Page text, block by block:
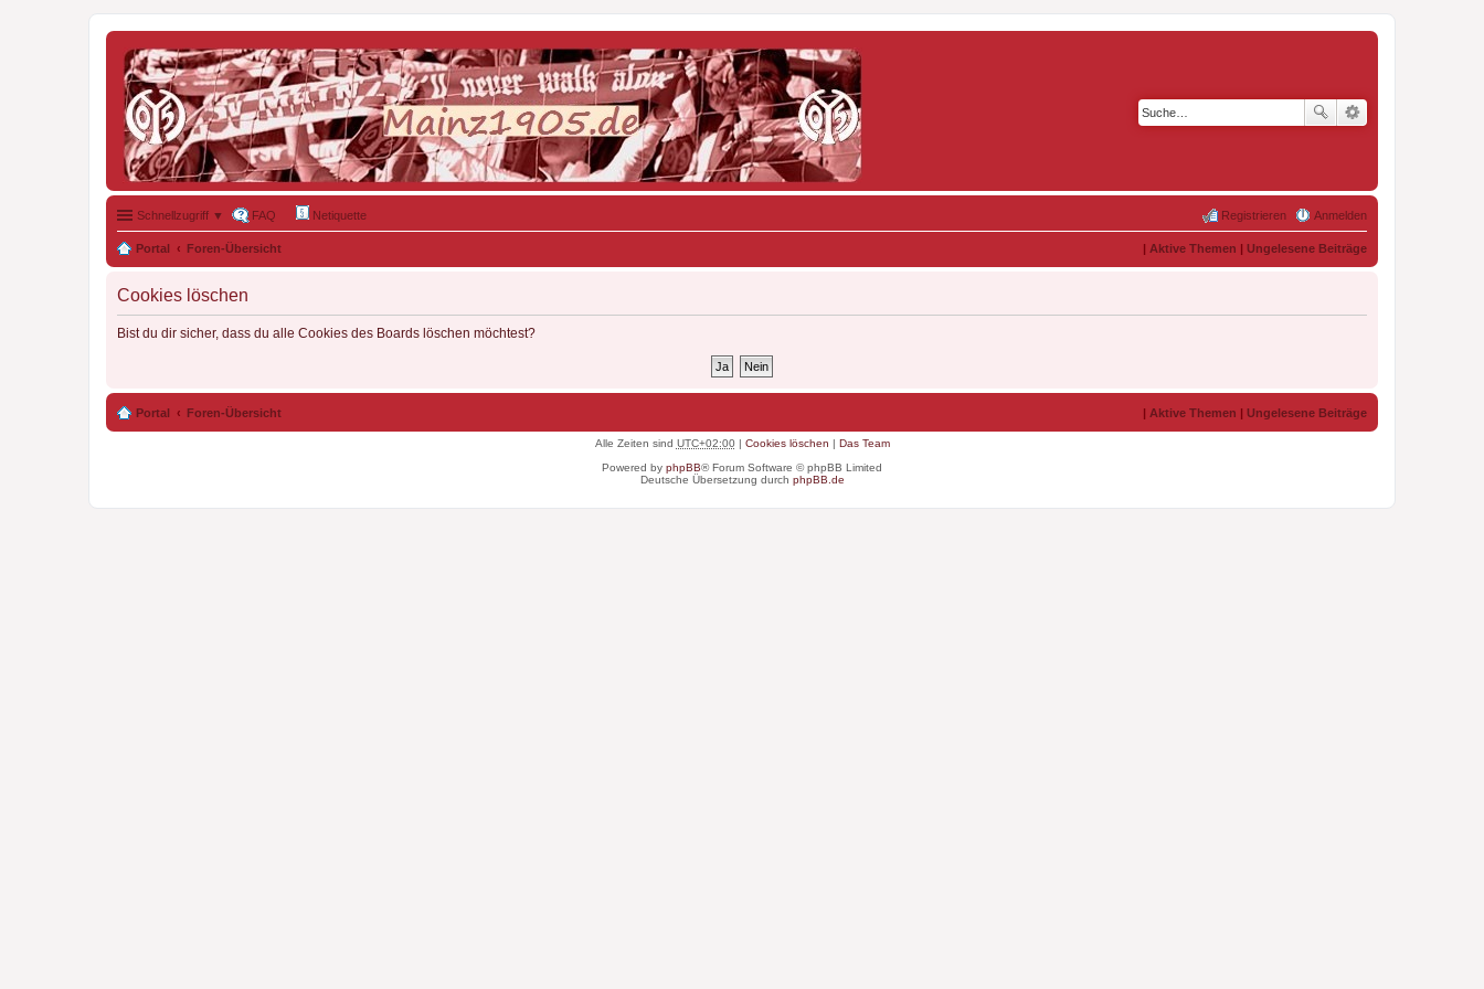
Schnellzugriff ▼ FAQ Netiquette Anmelden
Registrieren
Portal Foren-Übersicht | Aktive Themen | Ungelesene Beiträge
Cookies löschen
Bist du dir sicher, dass du alle Cookies des Boards löschen möchtest?
Portal Foren-Übersicht | Aktive Themen | Ungelesene Beiträge
Alle Zeiten sind UTC+02:00| Cookies löschen | Das Team
Powered by phpBB® Forum Software © phpBB Limited
Deutsche Übersetzung durch phpBB.de